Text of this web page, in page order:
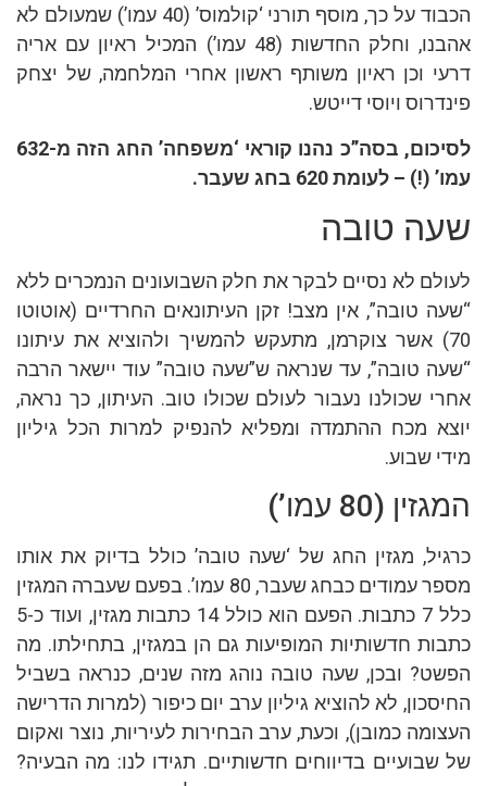
הכבוד על כך, מוסף תורני ‘קולמוס’ (40 עמו’) שמעולם לא
אהבנו, וחלק החדשות (48 עמו’) המכיל ראיון עם אריה
דרעי וכן ראיון משותף ראשון אחרי המלחמה, של יצחק
פינדרוס ויוסי דייטש.
לסיכום, בסה”כ נהנו קוראי ‘משפחה’ החג הזה מ-632
עמו’ (!) – לעומת 620 בחג שעבר.
שעה טובה
לעולם לא נסיים לבקר את חלק השבועונים הנמכרים ללא
“שעה טובה”, אין מצב! זקן העיתונאים החרדיים (אוטוטו
70) אשר צוקרמן, מתעקש להמשיך ולהוציא את עיתונו
“שעה טובה”, עד שנראה ש”שעה טובה” עוד יישאר הרבה
אחרי שכולנו נעבור לעולם שכולו טוב. העיתון, כך נראה,
יוצא מכח ההתמדה ומפליא להנפיק למרות הכל גיליון
מידי שבוע.
המגזין (80 עמו’)
כרגיל, מגזין החג של ‘שעה טובה’ כולל בדיוק את אותו
מספר עמודים כבחג שעבר, 80 עמו’. בפעם שעברה המגזין
כלל 7 כתבות. הפעם הוא כולל 14 כתבות מגזין, ועוד כ-5
כתבות חדשותיות המופיעות גם הן במגזין, בתחילתו. מה
הפשט? ובכן, שעה טובה נוהג מזה שנים, כנראה בשביל
החיסכון, לא להוציא גיליון ערב יום כיפור (למרות הדרישה
העצומה כמובן), וכעת, ערב הבחירות לעיריות, נוצר ואקום
של שבועיים בדיווחים חדשותיים. תגידו לנו: מה הבעיה?